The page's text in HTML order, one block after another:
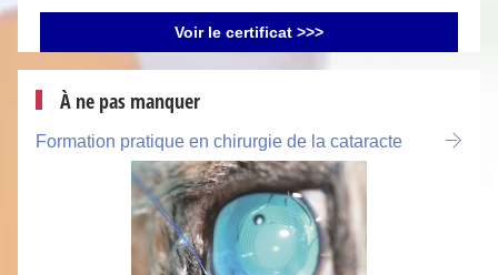
Voir le certificat >>>
À ne pas manquer
Formation pratique en chirurgie de la cataracte